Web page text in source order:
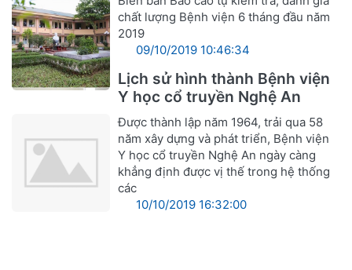
chất lượng Bệnh viện 6 tháng đầu năm
2019
09/10/2019 10:46:34
Lịch sử hình thành Bệnh viện
Y học cổ truyền Nghệ An
Được thành lập năm 1964, trải qua 58
năm xây dựng và phát triển, Bệnh viện
Y học cổ truyền Nghệ An ngày càng
khẳng định được vị thế trong hệ thống
các
10/10/2019 16:32:00